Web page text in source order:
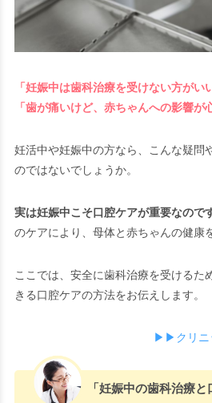
「妊娠中は歯科治療を受けない方がい
「歯が痛いけど、赤ちゃんへの影響が
妊活中や妊娠中の方なら、こんな疑問
のではないでしょうか。
実は妊娠中こそ口腔ケアが重要なので
のケアにより、母体と赤ちゃんの健康
ここでは、安全に歯科治療を受けるた
きる口腔ケアの方法をお伝えします。
▶▶クリニ
「妊娠中の歯科治療と